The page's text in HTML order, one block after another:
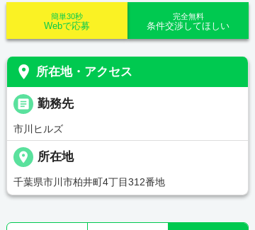
完全無料
条件交渉してほしい
簡単30秒
Webで応募
place 所在地・アクセス
_pin
勤務先
市川ヒルズ
place 所在地
千葉県市川市柏井町4丁目312番地